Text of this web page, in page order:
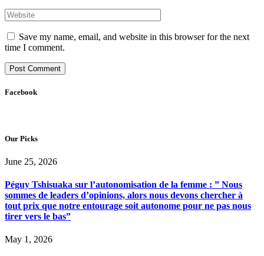
Save my name, email, and website in this browser for the next
time I comment.
Facebook
Our Picks
June 25, 2026
Péguy Tshisuaka sur l’autonomisation de la femme : ” Nous
sommes de leaders d’opinions, alors nous devons chercher à
tout prix que notre entourage soit autonome pour ne pas nous
tirer vers le bas”
May 1, 2026